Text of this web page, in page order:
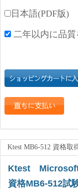
日本語(PDF版)
二年以内に品
Ktest MB6-512 資格取
Ktest
資格MB6-512試